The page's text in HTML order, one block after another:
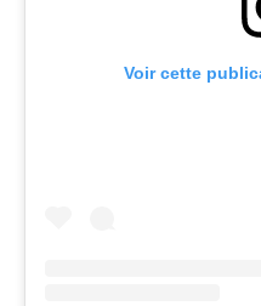
Voir cette